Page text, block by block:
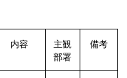
内容
主観
部署
備考